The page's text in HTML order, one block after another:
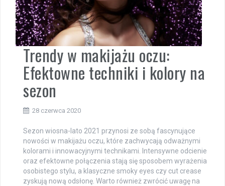
Trendy w makijażu oczu:
Efektowne techniki i kolory na
sezon
28 czerwca 2020
Sezon wiosna-lato 2021 przynosi ze sobą fascynujące
nowości w makijażu oczu, które zachwycają odważnymi
kolorami i innowacyjnymi technikami. Intensywne odcienie
oraz efektowne połączenia stają się sposobem wyrażenia
osobistego stylu, a klasyczne smoky eyes czy cut crease
zyskują nową odsłonę. Warto również zwrócić uwagę na